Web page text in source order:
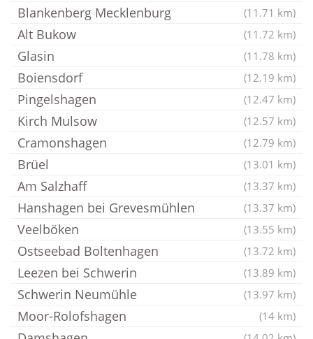
Blankenberg Mecklenburg (11.71 km)
Alt Bukow (11.72 km)
Glasin (11.78 km)
Boiensdorf (12.19 km)
Pingelshagen (12.47 km)
Kirch Mulsow (12.57 km)
Cramonshagen (12.79 km)
Brüel (13.01 km)
Am Salzhaff (13.37 km)
Hanshagen bei Grevesmühlen (13.37 km)
Veelböken (13.55 km)
Ostseebad Boltenhagen (13.72 km)
Leezen bei Schwerin (13.89 km)
Schwerin Neumühle (13.97 km)
Moor-Rolofshagen (14 km)